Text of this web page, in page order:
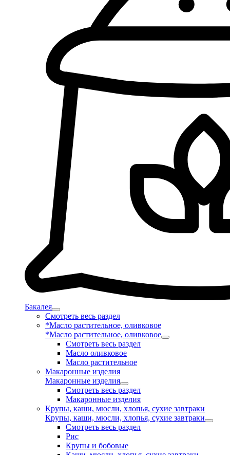
Бакалея
Смотреть весь раздел
*Масло растительное, оливковое
*Масло растительное, оливковое
Смотреть весь раздел
Масло оливковое
Масло растительное
Макаронные изделия
Макаронные изделия
Смотреть весь раздел
Макаронные изделия
Крупы, каши, мюсли, хлопья, сухие завтраки
Крупы, каши, мюсли, хлопья, сухие завтраки
Смотреть весь раздел
Рис
Крупы и бобовые